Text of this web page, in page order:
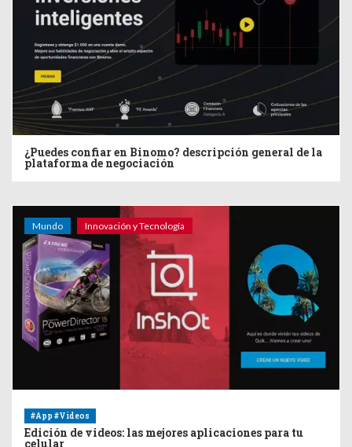
¿Puedes confiar en Binomo? descripción general de la
plataforma de negociación
Mundo Innovación y Tecnología
#App #Videos
Edición de videos: las mejores aplicaciones para tu
celular